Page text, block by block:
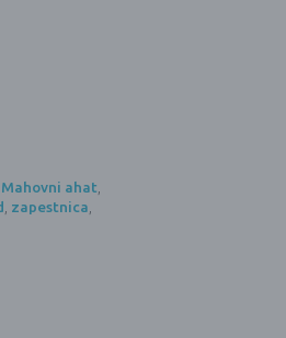
Mahovni ahat,
, zapestnica,